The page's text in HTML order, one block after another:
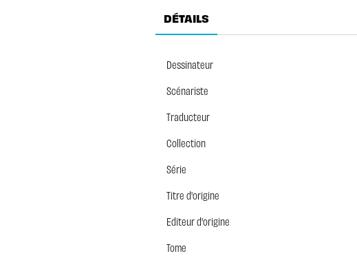
DÉTAILS
Dessinateur
Scénariste
Traducteur
Collection
Série
Titre d'origine
Editeur d'origine
Tome